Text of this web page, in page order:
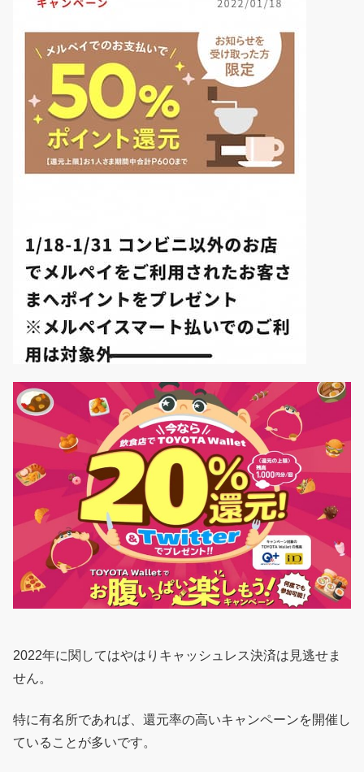
2022年に関してはやはりキャッシュレス決済は見逃せま
せん。
特に有名所であれば、還元率の高いキャンペーンを開催し
ていることが多いです。